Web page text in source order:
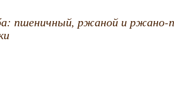
пшеничный, ржаной и